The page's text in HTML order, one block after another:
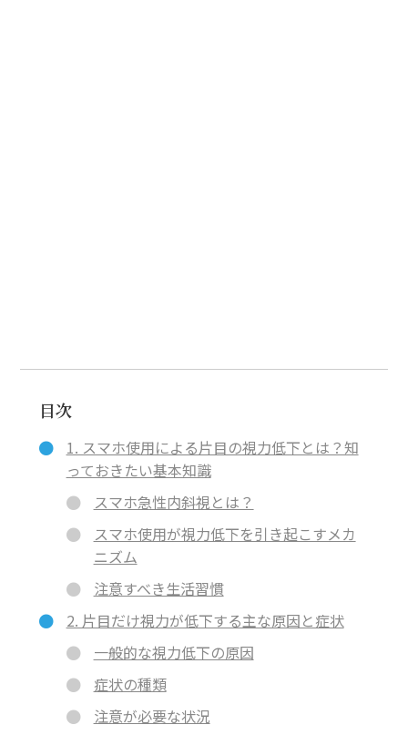
目次
1. スマホ使用による片目の視力低下とは？知
っておきたい基本知識
スマホ急性内斜視とは？
スマホ使用が視力低下を引き起こすメカ
ニズム
注意すべき生活習慣
2. 片目だけ視力が低下する主な原因と症状
一般的な視力低下の原因
症状の種類
注意が必要な状況